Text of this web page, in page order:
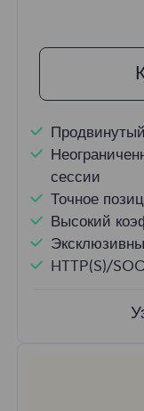
сессии
Точное
Высокий
HTTP(S)/